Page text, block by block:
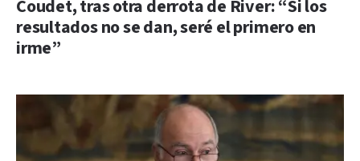
Coudet, tras otra derrota de River: “Si los
resultados no se dan, seré el primero en
irme”